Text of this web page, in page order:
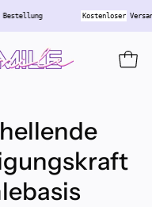
Bestellung Kostenloser